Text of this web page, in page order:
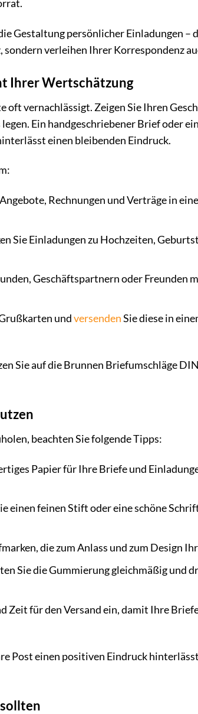
Gestaltung persönlicher Einladungen –
verleihen Ihrer Korrespondenz
Ihrer Wertschätzung
vernachlässigt. Zeigen Sie Ihren
Ein handgeschriebener Brief oder
einen bleibenden Eindruck.
Rechnungen und Verträge in
Sie Einladungen zu Hochzeiten,
Geschäftspartnern oder Freunden
undversendenSie diese in
Sie auf die Brunnen Briefumschläge
beachten Sie folgende Tipps:
Papier für Ihre Briefe und
einen feinen Stift oder eine schöne
die zum Anlass und zum Design
Sie die Gummierung gleichmäßig und
Zeit für den Versand ein, damit Ihre
Post einen positiven Eindruck